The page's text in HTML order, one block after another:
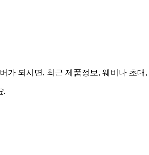
되시면, 최근 제품정보, 웨비나 초
.